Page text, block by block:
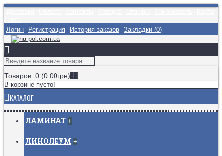
Логин
Регистрация История заказов Закладки (0)
Товаров: 0 (0.00грн)
В корзине пусто!
КАТАЛОГ
ЛАМИНАТ +
ЛИНОЛЕУМ +